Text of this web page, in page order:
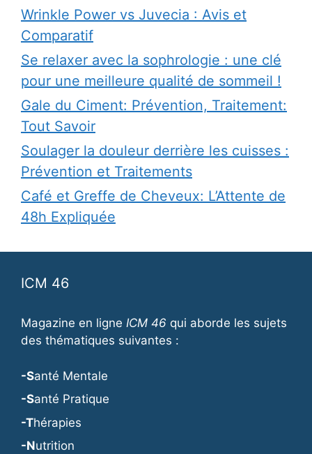
Wrinkle Power vs Juvecia : Avis et
Comparatif
Se relaxer avec la sophrologie : une clé
pour une meilleure qualité de sommeil !
Gale du Ciment: Prévention, Traitement:
Tout Savoir
Soulager la douleur derrière les cuisses :
Prévention et Traitements
Café et Greffe de Cheveux: L’Attente de
48h Expliquée
ICM 46
Magazine en ligne ICM 46 qui aborde les sujets
des thématiques suivantes :
-Santé Mentale
-Santé Pratique
-Thérapies
-Nutrition